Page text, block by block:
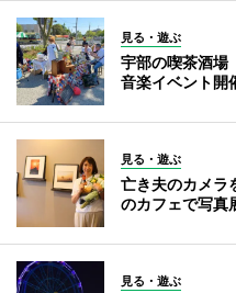
見る・遊ぶ
宇部の喫茶酒
音楽イベント開
見る・遊ぶ
亡き夫のカメ
のカフェで写真
見る・遊ぶ